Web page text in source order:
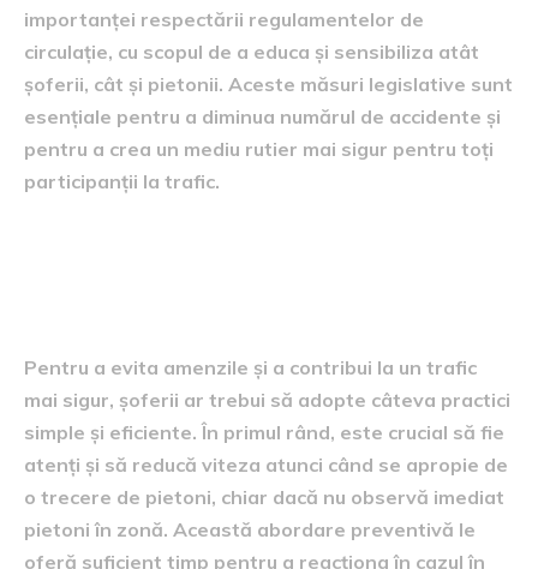
importanței respectării regulamentelor de
circulație, cu scopul de a educa și sensibiliza atât
șoferii, cât și pietonii. Aceste măsuri legislative sunt
esențiale pentru a diminua numărul de accidente și
pentru a crea un mediu rutier mai sigur pentru toți
participanții la trafic.
Pentru a evita amenzile și a contribui la un trafic
mai sigur, șoferii ar trebui să adopte câteva practici
simple și eficiente. În primul rând, este crucial să fie
atenți și să reducă viteza atunci când se apropie de
o trecere de pietoni, chiar dacă nu observă imediat
pietoni în zonă. Această abordare preventivă le
oferă suficient timp pentru a reacționa în cazul în